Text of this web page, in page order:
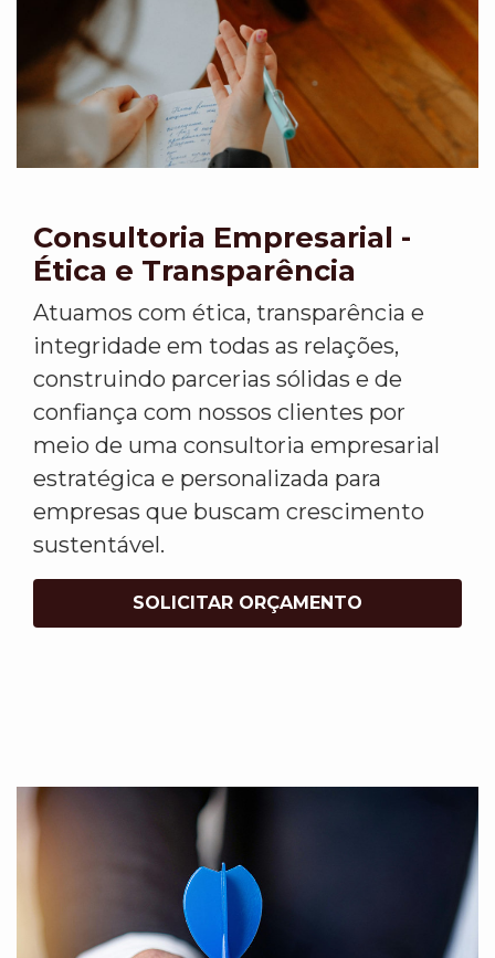
Consultoria Empresarial -
Ética e Transparência
Atuamos com ética, transparência e
integridade em todas as relações,
construindo parcerias sólidas e de
confiança com nossos clientes por
meio de uma consultoria empresarial
estratégica e personalizada para
empresas que buscam crescimento
sustentável.
SOLICITAR ORÇAMENTO